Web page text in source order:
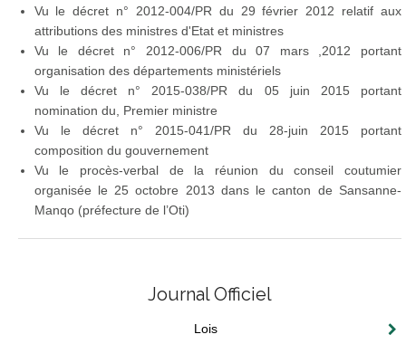
Vu le décret n° 2012-004/PR du 29 février 2012 relatif aux
attributions des ministres d'Etat et ministres
Vu le décret n° 2012-006/PR du 07 mars ,2012 portant
organisation des départements ministériels
Vu le décret n° 2015-038/PR du 05 juin 2015 portant
nomination du, Premier ministre
Vu le décret n° 2015-041/PR du 28-juin 2015 portant
composition du gouvernement
Vu le procès-verbal de la réunion du conseil coutumier
organisée le 25 octobre 2013 dans le canton de Sansanne-
Manqo (préfecture de l’Oti)
Journal Officiel
Lois